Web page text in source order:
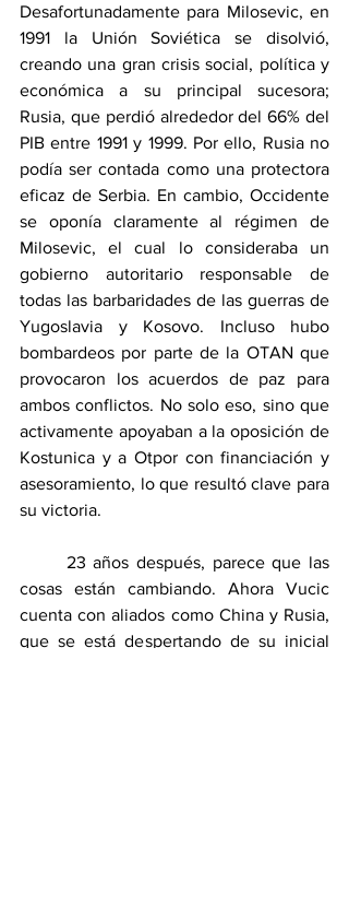
Desafortunadamente para Milosevic, en
1991 la Unión Soviética se disolvió,
creando una gran crisis social, política y
económica a su principal sucesora;
Rusia, que perdió alrededor del 66% del
PIB entre 1991 y 1999. Por ello, Rusia no
podía ser contada como una protectora
eficaz de Serbia. En cambio, Occidente
se oponía claramente al régimen de
Milosevic, el cual lo consideraba un
gobierno autoritario responsable de
todas las barbaridades de las guerras de
Yugoslavia y Kosovo. Incluso hubo
bombardeos por parte de la OTAN que
provocaron los acuerdos de paz para
ambos conflictos. No solo eso, sino que
activamente apoyaban a la oposición de
Kostunica y a Otpor con financiación y
asesoramiento, lo que resultó clave para
su victoria.
cosas están cambiando. Ahora Vucic
cuenta con aliados como China y Rusia,
que se está despertando de su inicial